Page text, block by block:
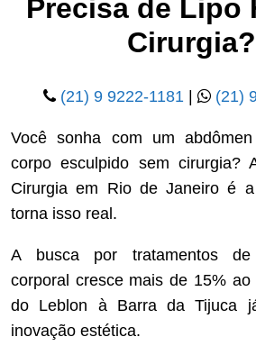
Precisa de Lipo
Cirurgia?
(21) 9 9222-1181 | (21)
Você sonha com um
corpo esculpido sem cirurgia?
Cirurgia em Rio de Janeiro é
torna isso real.
A busca por tratamentos
corporal cresce mais de 15% ao
do Leblon à Barra da Tijuca
inovação estética.